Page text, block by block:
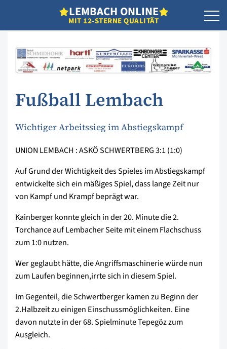
LEMBACH ONLINE
MIT 12-STERNE QUALITÄT
Fußball Lembach
Wichtiger Arbeitssieg im Abstiegskampf
UNION LEMBACH : ASKÖ SCHWERTBERG 3:1 (1:0)
Auf Grund der Wichtigkeit des Spieles im Abstiegskampf
entwickelte sich ein mäßiges Spiel, dass lange Zeit nur
von Kampf und Krampf beprägt war.
Kainberger konnte gleich in der 20. Minute die 2.
Torchance auf Lembacher Seite mit einem Flachschuss
zum 1:0 nutzen.
Wer geglaubt hätte, die Angriffsmaschinerie würde nun
zum Laufen beginnen,irrte sich in diesem Spiel.
Im Gegenteil, die Schwertberger kamen zu Beginn der
2.Halbzeit zu einigen Einschussmöglichkeiten. Eine
davon nutzte in der 68. Spielminute Tepegöz zum
Ausgleich.